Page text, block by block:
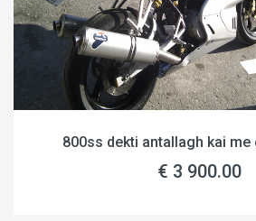
800ss dekti antallagh kai me
€ 3 900.00